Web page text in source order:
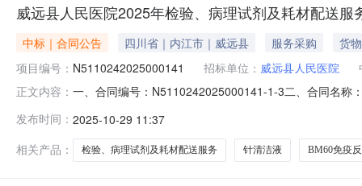
威远县人民医院2025年检验、病理试剂及耗材配送
中标｜合同公告 四川省｜内江市｜威远县 服务采购
货物
项目编号： N5110242025000141 招标单位： 威远县人民医院
正文内容： 一、合同编号：N5110242025000141-1-3二、合同名称
限公司地址：新华大道一段255号瑞岩产业园内1号楼6楼
发布时间： 2025-10-29 11:37
相关产品：
检验、病理试剂及耗材配送服务 针清洁液 BM60免疫